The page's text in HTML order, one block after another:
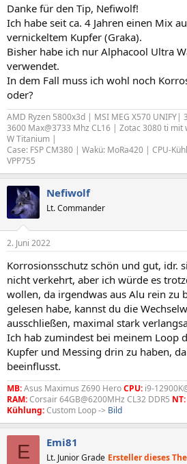
:
Danke für den Tip, Nefiwolf!
Ich habe seit ca. 4 Jahren einen Mix
vernickeltem Kupfer (Graka).
Bisher habe ich nur Alphacool Ultra
verwendet.
In dem Fall muss ich wohl noch
oder?
AMD Ryzen 5800x3d | MSI MEG X570 UNIFY|
3600 Max@3733 Mhz CL16 | Zotac 3080 ti mit
W Titanium |
Case: FSP CM380 | Wakü: MoRa420 | CPU-
VPP755
Nefiwolf
Lt. Commander
2. Juni 2022
Korrosionsschutz schön und gut, idr.
nicht verkehrt, aber ich würde es
wollen, da irgendwas aus Alu rein zu
gelesen habe, kannst du die
ausschließen, maximal stark
Ich hab zumindest bei meinem Loop
Kupfer und Messing drin zu haben,
beeinflusst.
MB:Asus Maximus Z690 HeroCPU: i9-
RAM:Corsair 64GB@6200MHz CL32 DDR5 NT:
Kühlung:Custom Loop -> Bild
E Emi81
Lt. Junior Grade Ersteller dieses